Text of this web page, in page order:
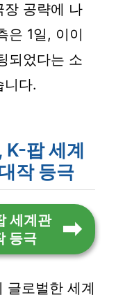
장 공략에 나
은 1일, 이이
되었다는 소
니다.
K-팝 세계
작 등극
세계관
등극
글로벌한 세계